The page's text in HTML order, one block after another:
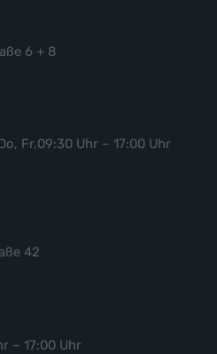
6 + 8
Fr,09:30 Uhr – 17:00 Uhr
42
– 17:00 Uhr